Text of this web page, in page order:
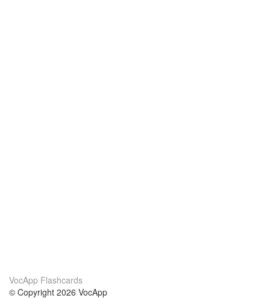
VocApp Flashcards
© Copyright 2026 VocApp